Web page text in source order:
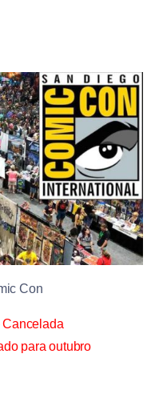
Con
Cancelada
para outubro